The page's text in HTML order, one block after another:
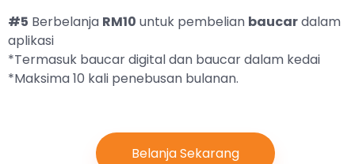
#5 Berbelanja RM10 untuk pembelian baucardalam
aplikasi
*Termasuk baucar digital dan baucar dalam kedai
*Maksima 10 kali penebusan bulanan.
Belanja Sekarang